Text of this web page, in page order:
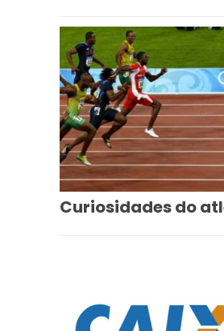
Curiosidades do